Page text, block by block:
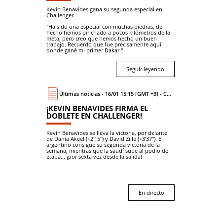
Kevin Benavides gana su segunda especial en
Challenger.
"Ha sido una especial con muchas piedras, de
hecho hemos pinchado a pocos kilómetros de la
meta, pero creo que hemos hecho un buen
trabajo. Recuerdo que fue precisamente aquí
donde gané mi primer Dakar."
Seguir leyendo
Últimas noticias - 16/01 15:15 [GMT +3] - Coche
¡KEVIN BENAVIDES FIRMA EL
DOBLETE EN CHALLENGER!
Kevin Benavides se lleva la victoria, por delante
de Dania Akeel (+2'15") y David Zille (+3'37"). El
argentino consigue su segunda victoria de la
semana, mientras que la saudí sube al podio de
etapa... ¡por sexta vez desde la salida!
En directo